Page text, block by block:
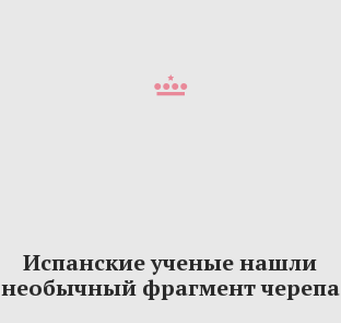
Испанские ученые нашли
необычный фрагмент черепа